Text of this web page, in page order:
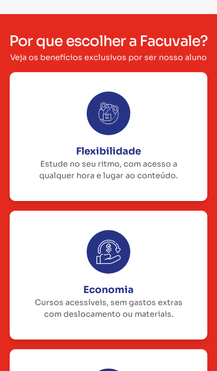
Por que escolher a Facuvale?
Veja os benefícios exclusivos por ser nosso aluno
Flexibilidade
Estude no seu ritmo, com acesso a
qualquer hora e lugar ao conteúdo.
Economia
Cursos acessíveis, sem gastos extras
com deslocamento ou materiais.